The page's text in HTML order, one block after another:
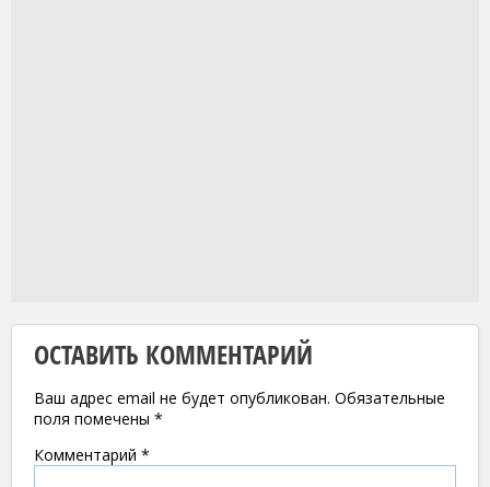
ОСТАВИТЬ КОММЕНТАРИЙ
Ваш адрес email не будет опубликован. Обязательные
поля помечены *
Комментарий *